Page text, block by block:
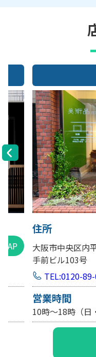
大阪市中央区内平野
手前ビル103号
TEL:0120-89-0007
営業時間
10時～18時（日・祝
大